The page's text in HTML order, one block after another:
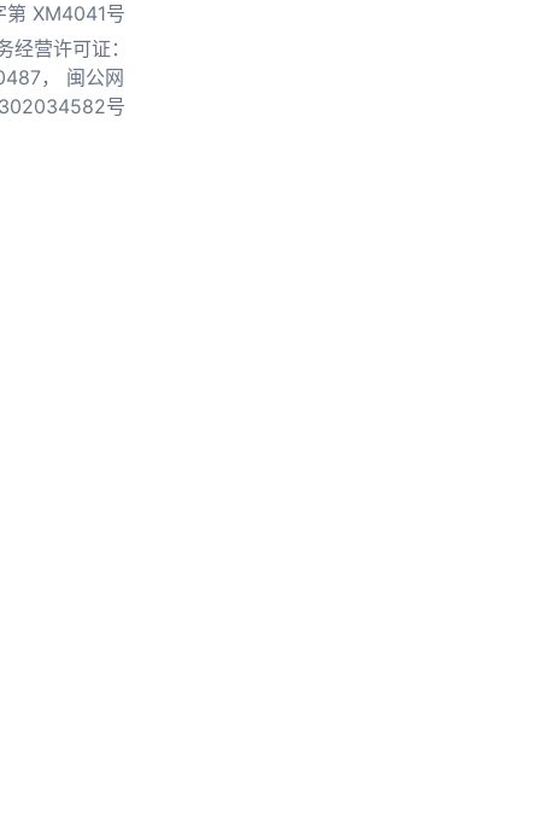
第 XM4041号
经营许可证：
，
闽公网
号